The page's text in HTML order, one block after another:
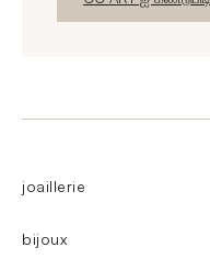
joaillerie
bijoux